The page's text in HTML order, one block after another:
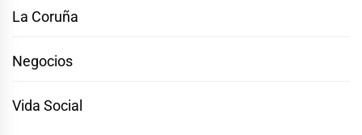
La Coruña
Negocios
Vida Social